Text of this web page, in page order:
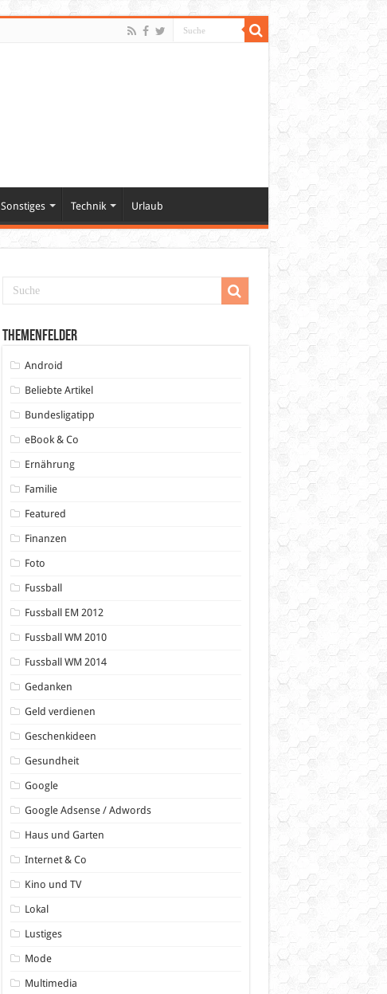
Sonstiges Technik Urlaub
Themenfelder
Android
Beliebte Artikel
Bundesligatipp
eBook & Co
Ernährung
Familie
Featured
Finanzen
Foto
Fussball
Fussball EM 2012
Fussball WM 2010
Fussball WM 2014
Gedanken
Geld verdienen
Geschenkideen
Gesundheit
Google
Google Adsense / Adwords
Haus und Garten
Internet & Co
Kino und TV
Lokal
Lustiges
Mode
Multimedia